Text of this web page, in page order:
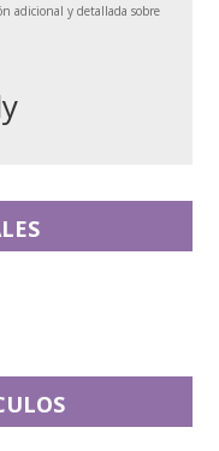
adicional y detallada sobre